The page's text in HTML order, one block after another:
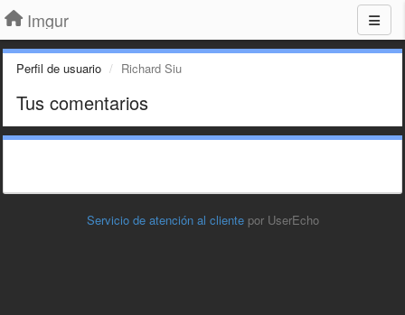
Imgur
Perfil de usuario Richard Siu
Tus comentarios
Servicio de atención al cliente por UserEcho